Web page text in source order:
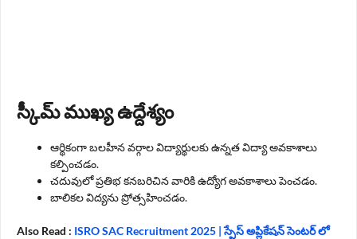
స్కీమ్ ముఖ్య ఉద్దేశ్యం
ఆర్థికంగా బలహీన వర్గాల విద్యార్థులకు ఉన్నత విద్యా అవకాశాలు
కల్పించడం.
చదువులో ప్రతిభ కనబరిచిన వారికి ఉద్యోగ అవకాశాలు పెంచడం.
బాలికల విద్యను ప్రోత్సహించడం.
Also Read : ISRO SAC Recruitment 2025 | స్పేస్ అప్లికేషన్ సెంటర్ లో